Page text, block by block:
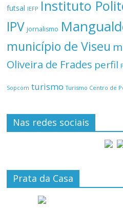
futsal IEFP Instituto
IPV jornalismo
município de Viseu
Oliveira de Frades perfil
Sopcom turismo Turismo Centro de
Nas redes sociais
Prata da Casa